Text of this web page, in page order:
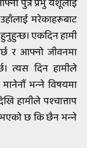
पुत्र प्रभु येशूलाई
मरेकाहरूबाट
एकदिन हामी
र आफ्नो जीवनमा
त्यस दिन हामीले
भन्‍ने विषयमा
हामीले पश्‍चात्ताप
भएको छ कि छैन भन्‍ने